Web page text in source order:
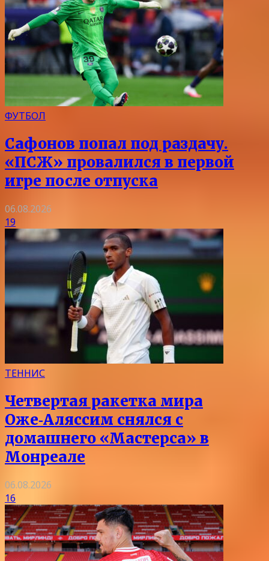
ФУТБОЛ
Сафонов попал под раздачу.
«ПСЖ» провалился в первой
игре после отпуска
06.08.2026
19
ТЕННИС
Четвертая ракетка мира
Оже‑Аляссим снялся с
домашнего «Мастерса» в
Монреале
06.08.2026
16